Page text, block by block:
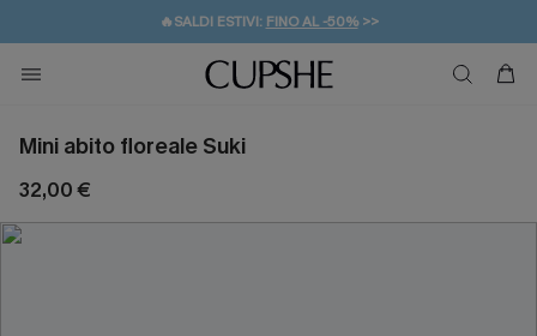
🔥SALDI ESTIVI: FINO AL -50%>>
🚚SPEDIZIONE GRATUITA DA 49€
💌REGALO PER I NUOVI: 20% DI SCONTO*
Mini abito floreale Suki
32,00 €